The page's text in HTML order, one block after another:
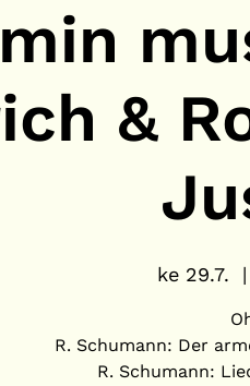
&
ke 29.7.
  |
R. Schumann: Der
R. Schumann: